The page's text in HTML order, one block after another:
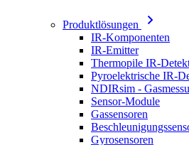
Produktlösungen
IR-Komponenten
IR-Emitter
Thermopile IR-
Pyroelektrische IR-
NDIRsim -
Sensor-Module
Gassensoren
Gyrosensoren